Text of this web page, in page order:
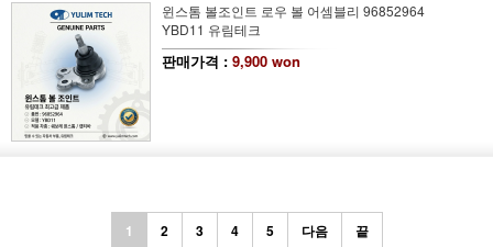
윈스톰 볼조인트 로우 볼 어셈블리 96852964
YBD11 유림테크
판매가격 : 9,900 won
1 2 3 4 5 다음 끝